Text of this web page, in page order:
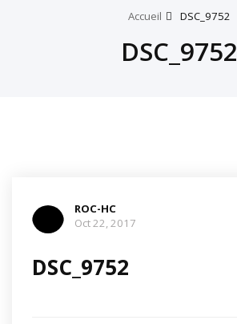
Accueil DSC_9752
DSC_9752
ROC-HC
Oct 22, 2017
DSC_9752